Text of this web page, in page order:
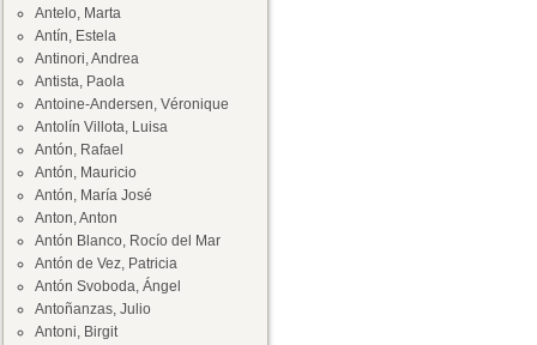
Antelo, Marta
Antín, Estela
Antinori, Andrea
Antista, Paola
Antoine-Andersen, Véronique
Antolín Villota, Luisa
Antón, Rafael
Antón, Mauricio
Antón, María José
Anton, Anton
Antón Blanco, Rocío del Mar
Antón de Vez, Patricia
Antón Svoboda, Ángel
Antoñanzas, Julio
Antoni, Birgit